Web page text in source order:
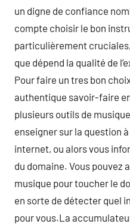
un digne de confiance
compte choisir le bon
particulièrement
que dépend la qualité de
Pour faire un tres bon
authentique savoir-faire
plusieurs outils de
enseigner sur la question
internet, ou alors vous
du domaine. Vous pouvez
musique pour toucher le
en sorte de détecter quel
pour vous.La